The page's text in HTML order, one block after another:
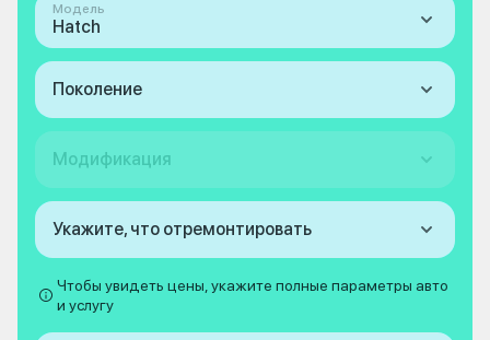
Модель
Hatch
Поколение
Модификация
Укажите, что отремонтировать
Чтобы увидеть цены, укажите полные параметры авто
и услугу